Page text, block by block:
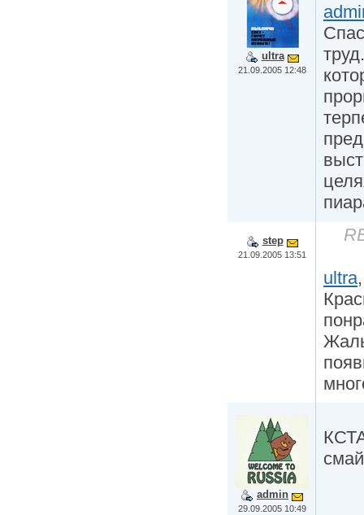
ultra
21.09.2005 12:48
step
21.09.2005 13:51
ultra,
admin
29.09.2005 10:49